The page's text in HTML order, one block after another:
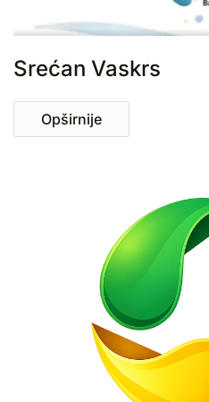
Srećan Vaskrs
Opširnije